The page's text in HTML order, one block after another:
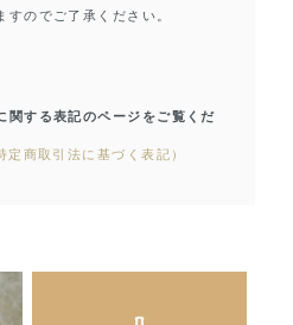
すのでご了承ください。
する表記のページをご覧くだ
商取引法に基づく表記）